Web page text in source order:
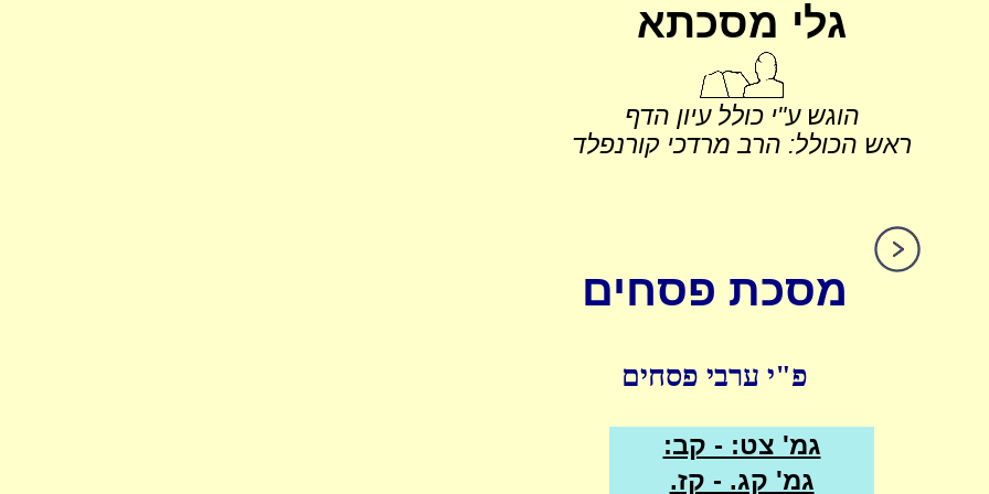
גלי מסכתא
הוגש ע"י כולל עיון הדף
ראש הכולל: הרב מרדכי קורנפלד
מסכת פסחים
פ"י ערבי פסחים
גמ' צט: - קב:
גמ' קג. - קז.